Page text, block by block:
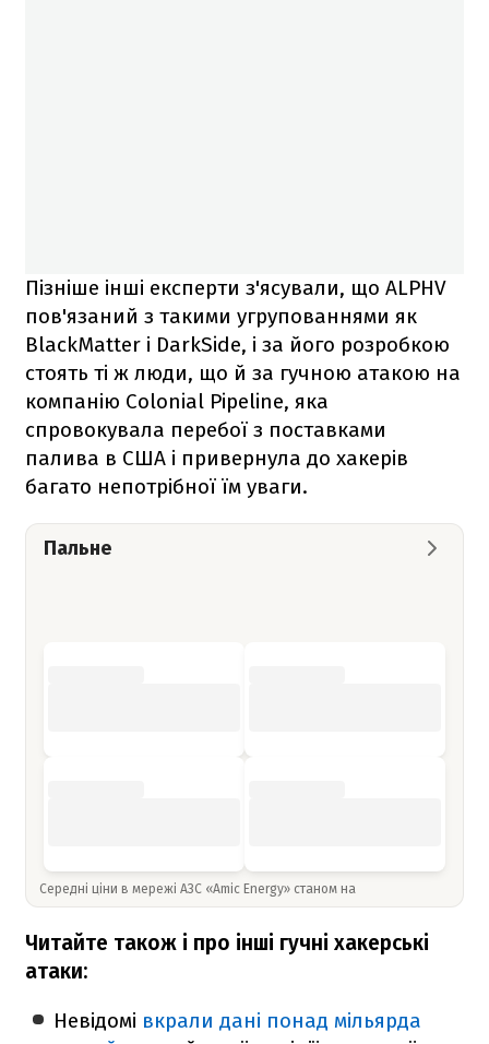
Пізніше інші експерти з'ясували, що ALPHV
пов'язаний з такими угрупованнями як
BlackMatter і DarkSide, і за його розробкою
стоять ті ж люди, що й за гучною атакою на
компанію Colonial Pipeline, яка
спровокувала перебої з поставками
палива в США і привернула до хакерів
багато непотрібної їм уваги.
Пальне
Середні ціни в мережі АЗС «Amic Energy» станом на
Читайте також і про інші гучні хакерські
атаки:
Невідомі вкрали дані понад мільярда